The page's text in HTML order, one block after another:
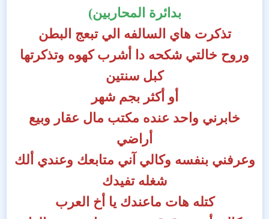
بدائرة المحاربين)
تذكرت هاي السالفه الي تبعج البطن
وروح خالتي شكحه دا أشرب كهوه وتذكرتها
كبل سنتين
أو أكثر بجم شهر
خابرني واحد عنده مكتب مال عقار وبيع
أراضي
وعرفني بنفسه وكالي آني متابعك وعندي ألك
شغله تفيدك
كتله هات ماعندك يا أخ العرب